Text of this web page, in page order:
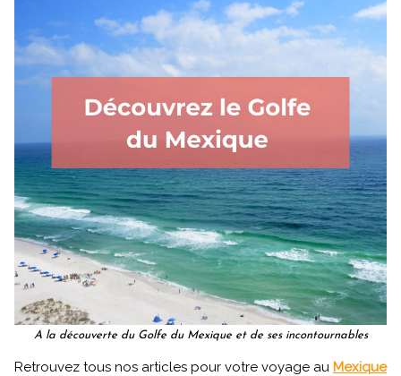
A la découverte du Golfe du Mexique et de ses incontournables
Retrouvez tous nos articles pour votre voyage au Mexique